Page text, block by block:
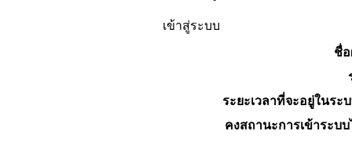
เข้าสู่ระบบ
ชื่อ
ระยะเวลาที่จะอยู่ในระ
คงสถานะการเข้าระบ